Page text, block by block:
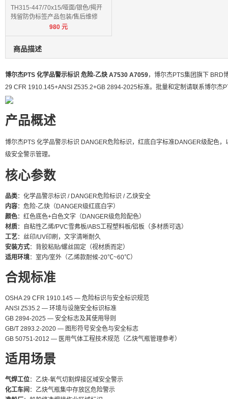
TH315-447/70x15/哑面/银色/揭开
残留防伪标签产品包装/售后维修
980元
商品描述
博尔杰PTS 化学品警示标识 危险-乙炔 A7530 A7059，博尔杰PTS集团旗下 BRD
29 CFR 1910.145+ANSI Z535.2+GB 2894-2025标准。批量和定制请联系博尔杰
产品概述
博尔杰PTS 化学品警示标识 DANGER危险标识，红底白字标准DANGER级配色
级安全警示管理。
核心参数
品类：化学品警示标识 / DANGER危险标识 / 乙炔安全
内容：危险-乙炔（DANGER级红底白字）
颜色：红色底色+白色文字（DANGER级危险配色）
材质：自粘性乙烯/PVC雪弗板/ABS工程塑料板/铝板（多材质可选）
工艺：丝印/UV印刷，文字清晰耐久
安装方式：背胶粘贴/螺丝固定（视材质而定）
适用环境：室内/室外（乙烯款耐候-20℃~60℃）
合规标准
OSHA 29 CFR 1910.145 — 危险标识与安全标识规范
ANSI Z535.2 — 环境与设施安全标识标准
GB 2894-2025 — 安全标志及其使用导则
GB/T 2893.2-2020 — 图形符号安全色与安全标志
GB 50751-2012 — 医用气体工程技术规范（乙炔气瓶管理参考）
适用场景
气焊工位：乙炔-氧气切割焊接区域安全警示
化工车间 ：乙炔气瓶集中存放区危险警示